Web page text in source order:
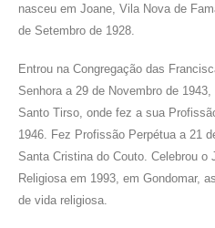
nasceu em Joane, Vila Nova de
de Setembro de 1928.
Entrou na Congregação das
Senhora a 29 de Novembro de
Santo Tirso, onde fez a sua
1946. Fez Profissão Perpétua a 21
Santa Cristina do Couto. Celebrou o
Religiosa em 1993, em Gondomar,
de vida religiosa.